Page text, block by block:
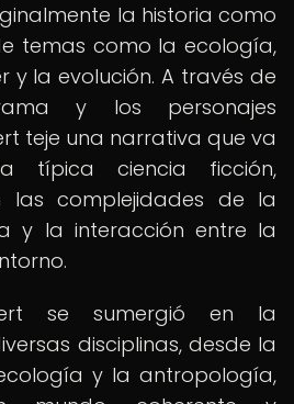
la historia como
temas como la ecología,
y la evolución. A través de
y los personajes
teje una narrativa que va
típica ciencia ficción,
las complejidades de la
y la interacción entre la
se sumergió en la
disciplinas, desde la
y la antropología,